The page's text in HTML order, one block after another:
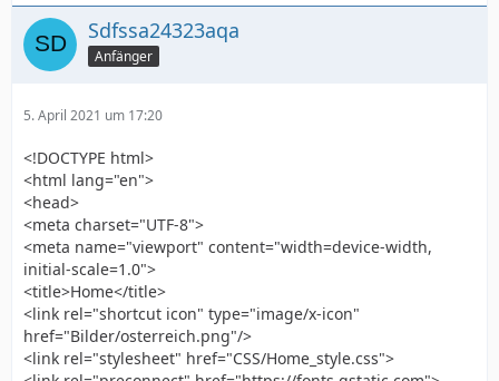
Sdfssa24323aqa
Anfänger
5. April 2021 um 17:20
<!DOCTYPE html>
<html lang="en">
<head>
<meta charset="UTF-8">
<meta name="viewport" content="width=device-width,
initial-scale=1.0">
<title>Home</title>
<link rel="shortcut icon" type="image/x-icon"
href="Bilder/osterreich.png"/>
<link rel="stylesheet" href="CSS/Home_style.css">